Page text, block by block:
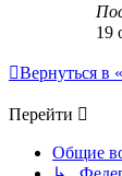
19
Вернуться в
Перейти
Общие